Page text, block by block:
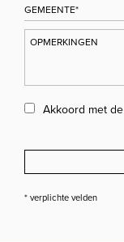
Akkoord met de
* verplichte velden